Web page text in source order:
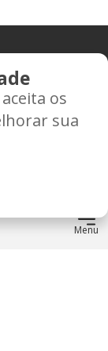
Menu
Triagem -
os
sua